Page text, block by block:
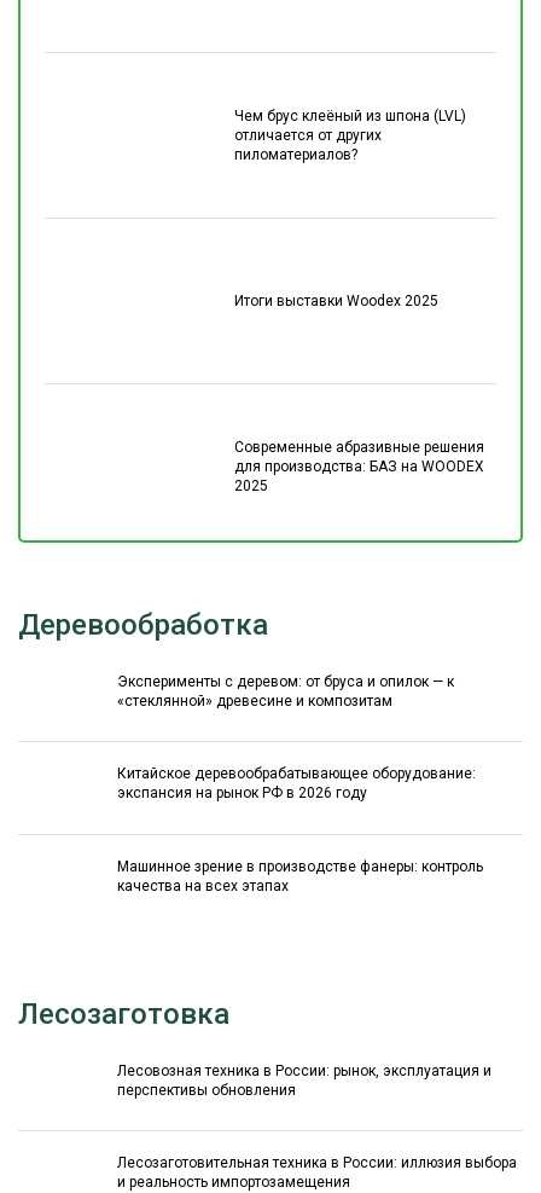
Чем брус клеёный из шпона (LVL)
отличается от других
пиломатериалов?
Итоги выставки Woodex 2025
Современные абразивные решения
для производства: БАЗ на WOODEX
2025
Деревообработка
Эксперименты с деревом: от бруса и опилок — к
«стеклянной» древесине и композитам
Китайское деревообрабатывающее оборудование:
экспансия на рынок РФ в 2026 году
Машинное зрение в производстве фанеры: контроль
качества на всех этапах
Лесозаготовка
Лесовозная техника в России: рынок, эксплуатация и
перспективы обновления
Лесозаготовительная техника в России: иллюзия выбора
и реальность импортозамещения